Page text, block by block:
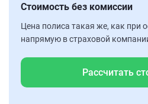
Стоимость без комиссии
Цена полиса такая же, как при
напрямую в страховой
Рассчитать